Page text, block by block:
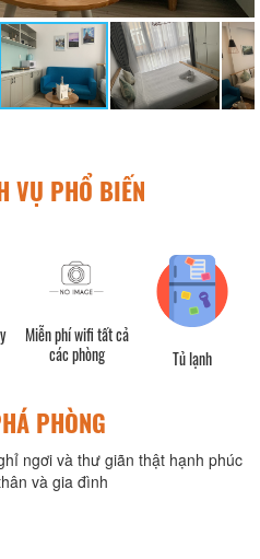
VỤ PHỔ BIẾN
Miễn phí wifi tất cả
các phòng
Tủ lạnh
PHÒNG
ngơi và thư giãn thật hạnh phúc
và gia đình